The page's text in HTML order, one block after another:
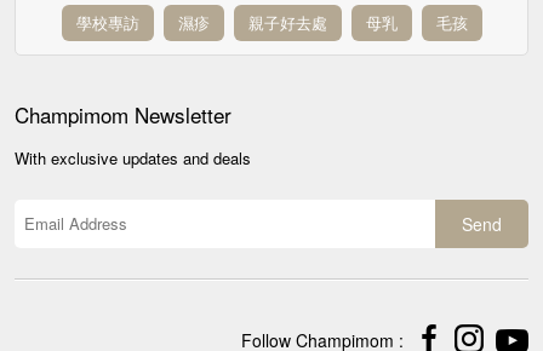
學校專訪
濕疹 親子好去處 母乳 毛孩
Champimom Newsletter
With exclusive updates and deals
Send
Follow Champimom :